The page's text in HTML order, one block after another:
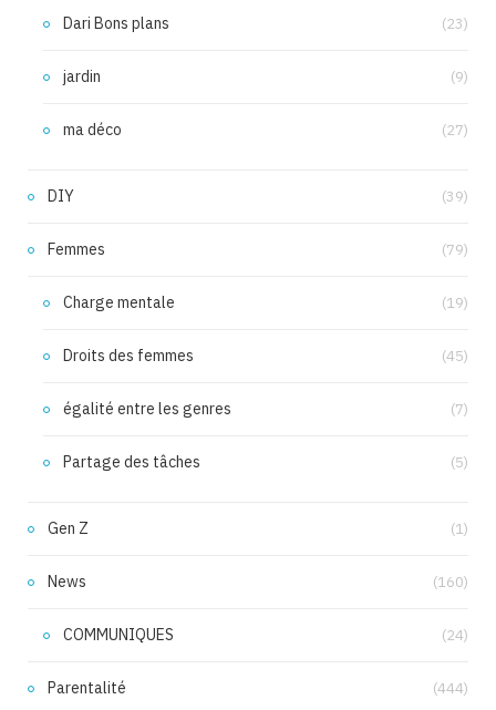
Dari Bons plans (23)
jardin (9)
ma déco (27)
DIY (39)
Femmes (79)
Charge mentale (19)
Droits des femmes (45)
égalité entre les genres (7)
Partage des tâches (5)
Gen Z (1)
News (160)
COMMUNIQUES (24)
Parentalité (444)